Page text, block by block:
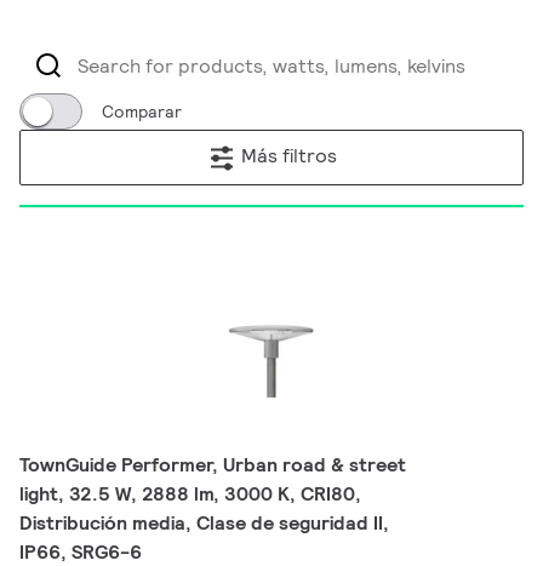
Comparar
Más filtros
TownGuide Performer, Urban road & street
light, 32.5 W, 2888 lm, 3000 K, CRI80,
Distribución media, Clase de seguridad II,
IP66, SRG6-6